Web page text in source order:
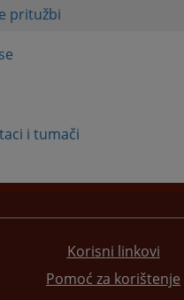
pritužbi
i tumači
Korisni linkovi
Pomoć za korištenje